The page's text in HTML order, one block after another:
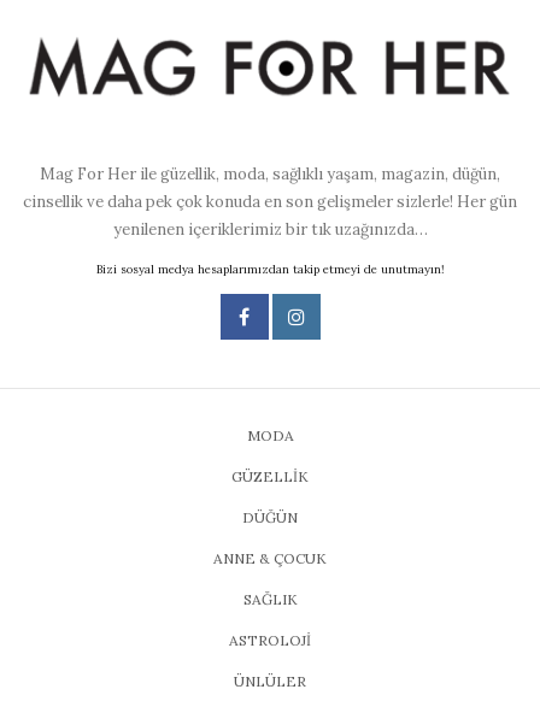
Mag For Her ile güzellik, moda, sağlıklı yaşam, magazin, düğün,
cinsellik ve daha pek çok konuda en son gelişmeler sizlerle! Her gün
yenilenen içeriklerimiz bir tık uzağınızda…
Bizi sosyal medya hesaplarımızdan takip etmeyi de unutmayın!
MODA
GÜZELLİK
DÜĞÜN
ANNE & ÇOCUK
SAĞLIK
ASTROLOJİ
ÜNLÜLER